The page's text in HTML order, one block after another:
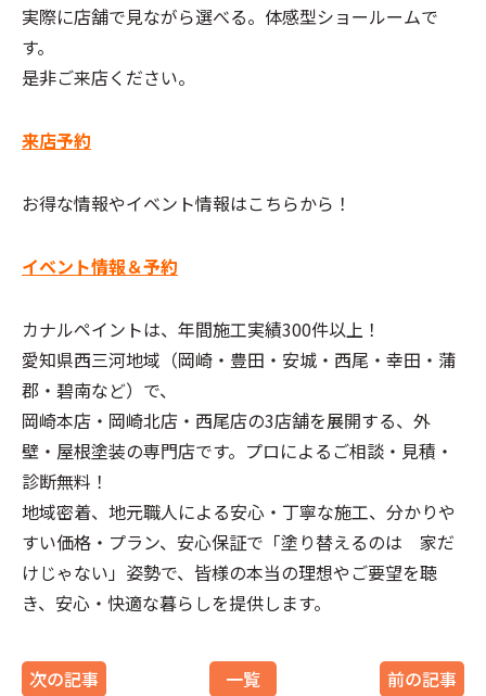
実際に店舗で見ながら選べる。体感型ショールームで
す。
是非ご来店ください。
来店予約
お得な情報やイベント情報はこちらから！
イベント情報＆予約
カナルペイントは、年間施工実績300件以上！
愛知県西三河地域（岡崎・豊田・安城・西尾・幸田・蒲
郡・碧南など）で、
岡崎本店・岡崎北店・西尾店の3店舗を展開する、 外
壁・屋根塗装の専門店です。プロによる ご相談・見積・
診断無料 ！
地域密着、地元職人による安心 ・丁寧な施工、分かりや
すい価格 ・ プラン、 安心保証で「塗り替えるのは 家だ
けじゃない」姿勢で、皆様の本当の理想やご要望を聴
き、 安心 ・快適な暮らしを提供します。
次の記事 一覧 前の記事